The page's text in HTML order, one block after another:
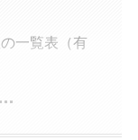
一覧表（有